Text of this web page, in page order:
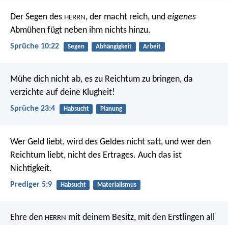
Der Segen des HERRN , der macht reich, und eigenes
Abmühen fügt neben ihm nichts hinzu.
Sprüche 10:22 Segen Abhängigkeit Arbeit
Mühe dich nicht ab, es zu Reichtum zu bringen, da
verzichte auf deine Klugheit!
Sprüche 23:4 Habsucht Planung
Wer Geld liebt, wird des Geldes nicht satt, und wer den
Reichtum liebt, nicht des Ertrages. Auch das ist
Nichtigkeit.
Prediger 5:9 Habsucht Materialismus
Ehre den HERRN mit deinem Besitz, mit den Erstlingen all